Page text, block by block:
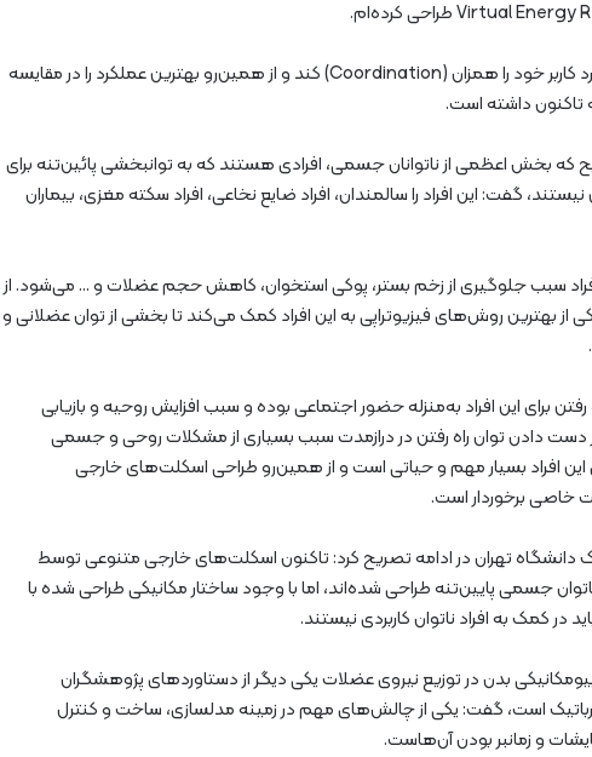
وی افزود: این الگوریتم قادر است با عمکرد کاربر خود را همزان (Coordination) کند و از همین‌رو بهترین عملکرد را در مقایسه
تاکنون داشته است.
که بخش اعظمی از ناتوانان جسمی، افرادی هستند که به توانبخشی پائین‌تنه برای
نیستند، گفت: این افراد را سالمندان، افراد ضایع نخاعی، افراد سکته مغزی، بیماران
افراد سبب جلوگیری از زخم بستر، پوکی استخوان، کاهش حجم عضلات و … می‌شود. از
یکی از بهترین روش‌های فیزیوتراپی به این افراد کمک می‌کند تا بخشی از توان عضلانی و
برای این افراد به‌منزله حضور اجتماعی بوده و سبب افزایش روحیه و بازیابی
دادن توان راه رفتن در درازمدت سبب بسیاری از مشکلات روحی و جسمی
افراد بسیار مهم و حیاتی است و از همین‌رو طراحی اسکلت‌های خارجی
خاصی برخوردار است.
تهران در ادامه تصریح کرد: تاکنون اسکلت‌های خارجی متنوعی توسط
جسمی پایین‌تنه طراحی شده‌اند، اما با وجود ساختار مکانیکی طراحی شده با
در کمک به افراد ناتوان کاربردی نیستند.
بدن در توزیع نیروی عضلات یکی دیگر از دستاوردهای پژوهشگران
است، گفت: یکی از چالش‌های مهم در زمینه مدلسازی، ساخت و کنترل
و زمانبر بودن آن‌هاست.